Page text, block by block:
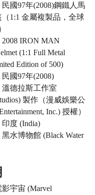
民國97年(2008)鋼鐵人馬
1:1 金屬複製品，全球
2008 IRON MAN
(1:1 Full Metal
Edition of 500)
民國97年(2008)
溫德拉斯工作室
製作（漫威娛樂公
Inc.) 授權）
印度 (India)
黑水博物館 (Black Water
宇宙 (Marvel